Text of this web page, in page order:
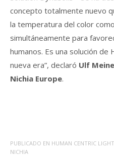
concepto totalmente nuevo
la temperatura del color
simultáneamente para
humanos. Es una solución de
nueva era”, declaró Ulf
Nichia Europe.
PUBLICADO EN HUMAN CENTRIC
NICHIA